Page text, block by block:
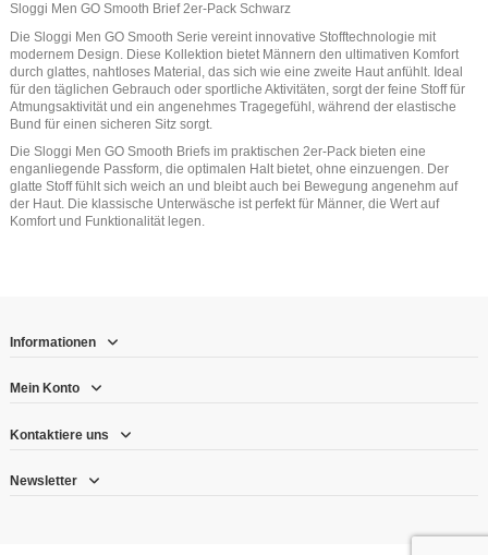
Sloggi Men GO Smooth Brief 2er-Pack Schwarz
Die Sloggi Men GO Smooth Serie vereint innovative Stofftechnologie mit
modernem Design. Diese Kollektion bietet Männern den ultimativen Komfort
durch glattes, nahtloses Material, das sich wie eine zweite Haut anfühlt. Ideal
für den täglichen Gebrauch oder sportliche Aktivitäten, sorgt der feine Stoff für
Atmungsaktivität und ein angenehmes Tragegefühl, während der elastische
Bund für einen sicheren Sitz sorgt.
Die Sloggi Men GO Smooth Briefs im praktischen 2er-Pack bieten eine
enganliegende Passform, die optimalen Halt bietet, ohne einzuengen. Der
glatte Stoff fühlt sich weich an und bleibt auch bei Bewegung angenehm auf
der Haut. Die klassische Unterwäsche ist perfekt für Männer, die Wert auf
Komfort und Funktionalität legen.
Informationen
Mein Konto
Kontaktiere uns
Newsletter